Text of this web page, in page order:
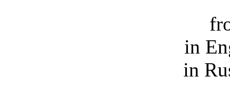
in
in